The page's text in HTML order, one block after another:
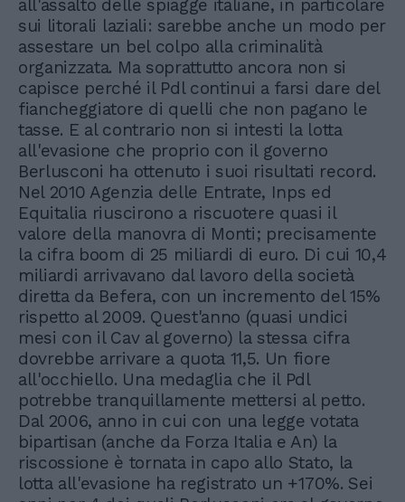
all'assalto delle spiagge italiane, in particolare
sui litorali laziali: sarebbe anche un modo per
assestare un bel colpo alla criminalità
organizzata. Ma soprattutto ancora non si
capisce perché il Pdl continui a farsi dare del
fiancheggiatore di quelli che non pagano le
tasse. E al contrario non si intesti la lotta
all'evasione che proprio con il governo
Berlusconi ha ottenuto i suoi risultati record.
Nel 2010 Agenzia delle Entrate, Inps ed
Equitalia riuscirono a riscuotere quasi il
valore della manovra di Monti; precisamente
la cifra boom di 25 miliardi di euro. Di cui 10,4
miliardi arrivavano dal lavoro della società
diretta da Befera, con un incremento del 15%
rispetto al 2009. Quest'anno (quasi undici
mesi con il Cav al governo) la stessa cifra
dovrebbe arrivare a quota 11,5. Un fiore
all'occhiello. Una medaglia che il Pdl
potrebbe tranquillamente mettersi al petto.
Dal 2006, anno in cui con una legge votata
bipartisan (anche da Forza Italia e An) la
riscossione è tornata in capo allo Stato, la
lotta all'evasione ha registrato un +170%. Sei